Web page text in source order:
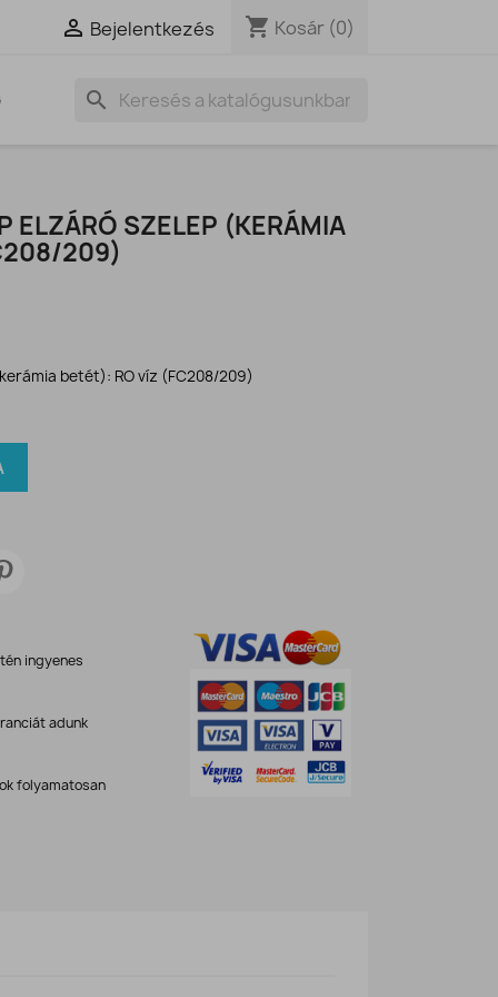
 Bejelentkezés shopping_cart Kosár (0)
search
ELZÁRÓ SZELEP (KERÁMIA
209)
betét): RO víz (FC208/209)
ingyenes
adunk
folyamatosan